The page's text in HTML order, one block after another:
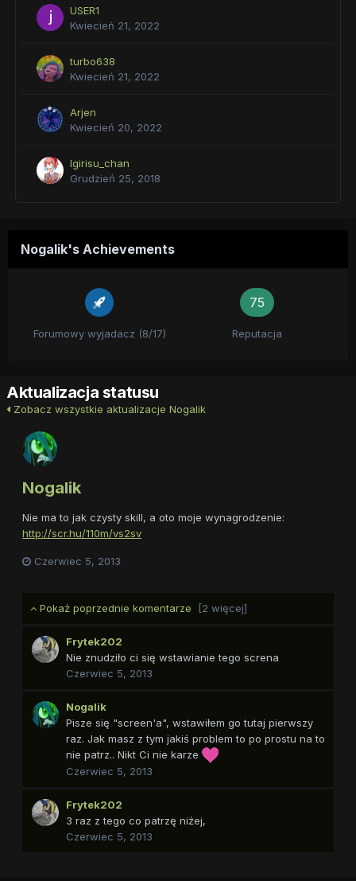
USER1
Kwiecień 21, 2022
turbo638
Kwiecień 21, 2022
Arjen
Kwiecień 20, 2022
Igirisu_chan
Grudzień 25, 2018
Nogalik's Achievements
Forumowy wyjadacz (8/17)
75
Reputacja
Aktualizacja statusu
Zobacz wszystkie aktualizacje Nogalik
Nogalik
Nie ma to jak czysty skill, a oto moje wynagrodzenie:
http://scr.hu/110m/vs2sv
Czerwiec 5, 2013
Pokaż poprzednie komentarze [2 więcej]
Frytek202
Nie znudziło ci się wstawianie tego screna
Czerwiec 5, 2013
Nogalik
Pisze się "screen'a", wstawiłem go tutaj pierwszy
raz. Jak masz z tym jakiś problem to po prostu na to
nie patrz.. Nikt Ci nie karze
Czerwiec 5, 2013
Frytek202
3 raz z tego co patrzę niżej,
Czerwiec 5, 2013